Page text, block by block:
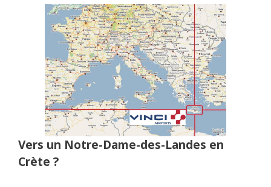
Vers un Notre-Dame-des-Landes en
Crète ?